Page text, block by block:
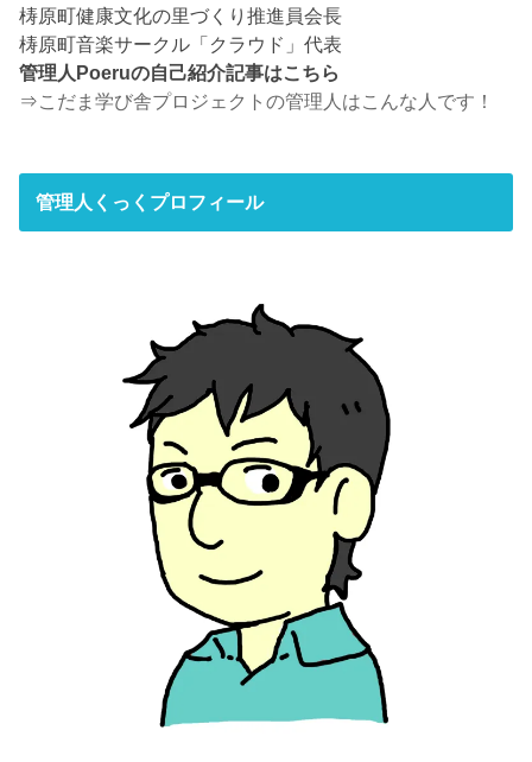
梼原町健康文化の里づくり推進員会長
梼原町音楽サークル「クラウド」代表
管理人Poeruの自己紹介記事はこちら
⇒ こだま学び舎プロジェクトの管理人はこんな人です！
管理人くっくプロフィール